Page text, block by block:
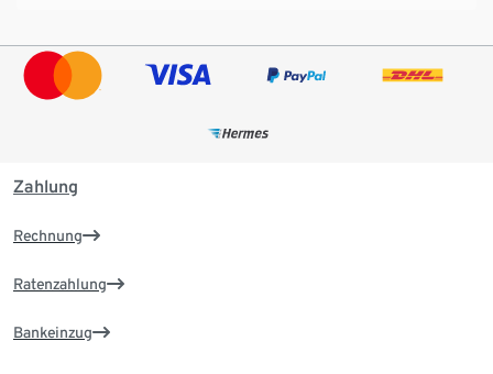
Zahlung
Rechnung
Ratenzahlung
Bankeinzug